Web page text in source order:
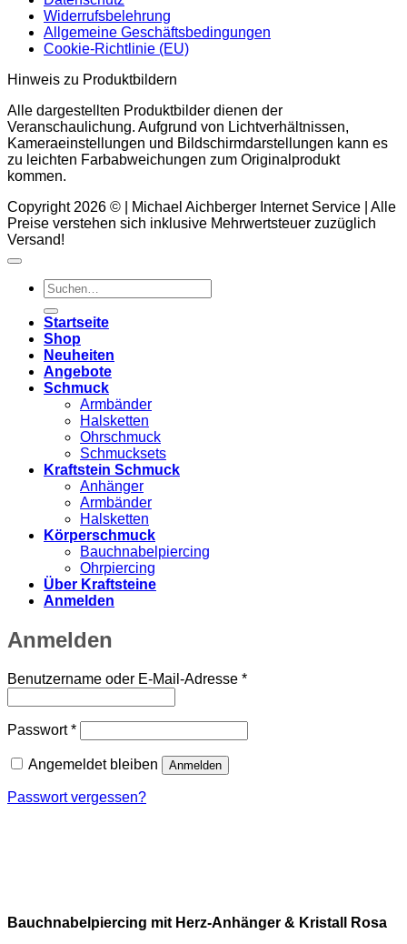
Widerrufsbelehrung
Allgemeine Geschäftsbedingungen
Cookie-Richtlinie (EU)
Hinweis zu Produktbildern
Alle dargestellten Produktbilder dienen der
Veranschaulichung. Aufgrund von Lichtverhältnissen,
Kameraeinstellungen und Bildschirmdarstellungen kann es
zu leichten Farbabweichungen zum Originalprodukt
kommen.
Copyright 2026 © | Michael Aichberger Internet Service | Alle
Preise verstehen sich inklusive Mehrwertsteuer zuzüglich
Versand!
Suchen
nach:
Startseite
Shop
Neuheiten
Angebote
Schmuck
Armbänder
Halsketten
Ohrschmuck
Schmucksets
Kraftstein Schmuck
Anhänger
Armbänder
Halsketten
Körperschmuck
Bauchnabelpiercing
Ohrpiercing
Über Kraftsteine
Anmelden
Anmelden
Benutzername oder E-Mail-Adresse *Erforderlich
Passwort*Erforderlich
Angemeldet bleiben Anmelden
Passwort vergessen?
Bauchnabelpiercing mit Herz-Anhänger & Kristall Rosa